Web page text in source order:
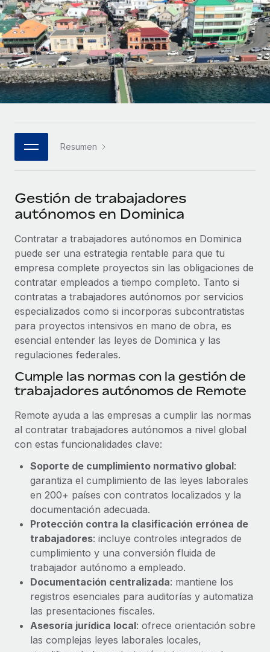
INFRAESTRUCTURA
Conexión Remote
Integra los RR. HH. en tus flujos de trabajo sin
complicaciones.
Plataforma
Funciones esenciales de RR. HH. integradas para tu
Conectar
Conecta cualquier herramienta de IA con Remote
Optimiza los procesos con herramientas empresariales
esenciales.
SERVICIOS
Pregunta a un experto
Obtén ayuda de gente experta en RR. HH. globales
y cumplimiento normativo.
Comprobaciones de antecedentes
Simplifica los procesos de cribado de candidatos.
Cumplimiento normativo
Adelántate a los riesgos de cumplimiento
Gestión de dispositivos
Proporciona dispositivos tecnológicos y contrólalos
en todo el mundo.
Apertura de entidades
Abre entidades conforme a la legalidad enseguida.
Movilidad y reubicación
Reubica a los empleados con facilidad.
Prestaciones
Gestiona las prestaciones de los empleados sin
complicaciones.
Mediana empresa
Amplía tu equipo con soluciones de RR. HH.
personalizadas.
Empresa
RR. HH. globales para grandes empresas.
ASOCIARSE
Socios tecnológicos estratégicos
Integra la gestión de los RR. HH. globales en tu
Asociarse
Descubre oportunidades de colaborar con nosotros.
Remote Build Próximamente
Consultoría de integraciones y automatización con IA.
CASOS PRÁCTICOS
Guías y recursos
Casos prácticos
Glosario de RR. HH.
Listas de verificación y plantillas
Biblioteca de descripciones de puestos
Webinarios
Información sobre salarios y talento
Obtén ayuda
Consulta todos los recursos
BLOG
Nómina global
Contractor Management
Impuestos
Explora el blog
BLOG
Novedades de producto de Remote:
Integraciones con Gusto y Xero y Contractor
Management Plus
La misión de Remote sigue siendo ayudar a empresas de
todos los tamaños a contratar, gestionar y...
Más información
Pento se convierte en un empleador equitativo
con Remote
Español
Italiano
Português (Portugal)
日本語
한국어
中文（简体）Resumen
Gestión de trabajadores
autónomos en Dominica
Contratar a trabajadores autónomos en Dominica
puede ser una estrategia rentable para que tu
empresa complete proyectos sin las obligaciones de
contratar empleados a tiempo completo. Tanto si
contratas a trabajadores autónomos por servicios
especializados como si incorporas subcontratistas
para proyectos intensivos en mano de obra, es
esencial entender las leyes de Dominica y las
regulaciones federales.
Cumple las normas con la gestión de
trabajadores autónomos de Remote
Remote ayuda a las empresas a cumplir las normas
al contratar trabajadores autónomos a nivel global
con estas funcionalidades clave:
Soporte de cumplimiento normativo global:
garantiza el cumplimiento de las leyes laborales
en 200+ países con contratos localizados y la
documentación adecuada.
Protección contra la clasificación errónea de
trabajadores: incluye controles integrados de
cumplimiento y una conversión fluida de
trabajador autónomo a empleado.
Documentación centralizada: mantiene los
registros esenciales para auditorías y automatiza
las presentaciones fiscales.
Asesoría jurídica local: ofrece orientación sobre
las complejas leyes laborales locales,